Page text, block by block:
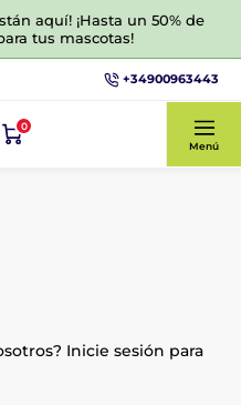
aquí! ¡Hasta un 50% de
tus mascotas!
+34900963443
0
Menú
Inicie sesión para